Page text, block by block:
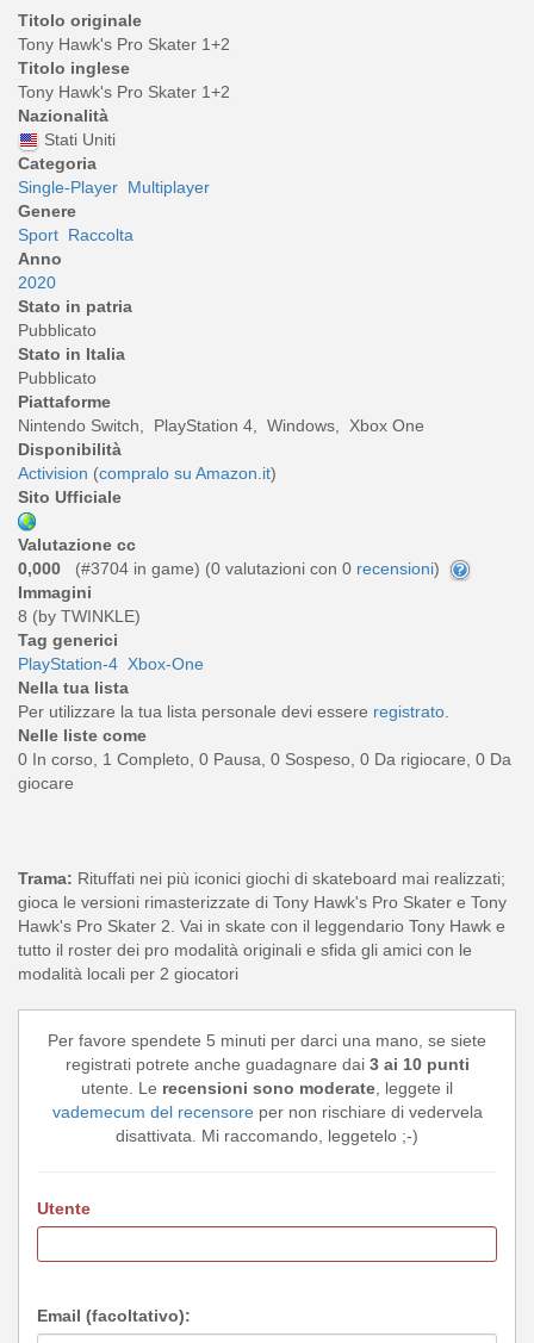
Titolo originale
Tony Hawk's Pro Skater 1+2
Titolo inglese
Tony Hawk's Pro Skater 1+2
Nazionalità
Stati Uniti
Categoria
Single-Player Multiplayer
Genere
Sport Raccolta
Anno
2020
Stato in patria
Pubblicato
Stato in Italia
Pubblicato
Piattaforme
Nintendo Switch, PlayStation 4, Windows, Xbox One
Disponibilità
Activision (compralo su Amazon.it)
Sito Ufficiale
Valutazione cc
0,000
(#3704 in game) (0 valutazioni con 0 recensioni)
Immagini
8 (by TWINKLE)
Tag generici
PlayStation-4 Xbox-One
Nella tua lista
Per utilizzare la tua lista personale devi essere registrato.
Nelle liste come
0 In corso, 1 Completo, 0 Pausa, 0 Sospeso, 0 Da rigiocare, 0 Da
giocare
Trama: Rituffati nei più iconici giochi di skateboard mai realizzati;
gioca le versioni rimasterizzate di Tony Hawk's Pro Skater e Tony
Hawk's Pro Skater 2. Vai in skate con il leggendario Tony Hawk e
tutto il roster dei pro modalità originali e sfida gli amici con le
modalità locali per 2 giocatori
Per favore spendete 5 minuti per darci una mano, se siete
registrati potrete anche guadagnare dai 3 ai 10 punti
utente. Le recensioni sono moderate, leggete il
vademecum del recensoreper non rischiare di vedervela
disattivata. Mi raccomando, leggetelo ;-)
Utente
Email (facoltativo):